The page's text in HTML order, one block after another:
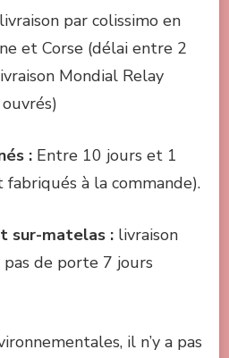
livraison par colissimo en
et Corse (délai entre 2
Mondial Relay
: Entre 10 jours et 1
fabriqués à la commande).
sur-matelas : livraison
de porte 7 jours
il n’y a pas